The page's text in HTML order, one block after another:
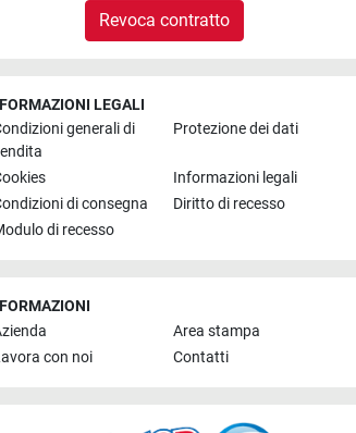
Revoca contratto
LEGALI
generali di
Protezione dei dati
Informazioni legali
di consegna
Diritto di recesso
di recesso
Area stampa
con noi
Contatti